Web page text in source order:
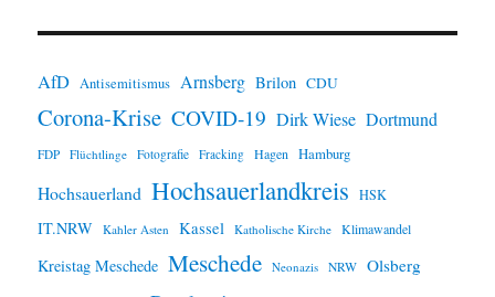
w
s
AfD Antisemitismus Arnsberg Brilon CDU
Corona-Krise COVID-19 Dirk Wiese Dortmund
FDP Flüchtlinge Fotografie Fracking Hagen Hamburg
Hochsauerland Hochsauerlandkreis HSK
IT.NRW Kahler Asten Kassel Katholische Kirche Klimawandel
Kreistag Meschede Meschede Neonazis NRW Olsberg